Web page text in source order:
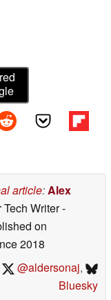
article:Alex
Tech Writer-
on
2018
@aldersonaj,
Bluesky